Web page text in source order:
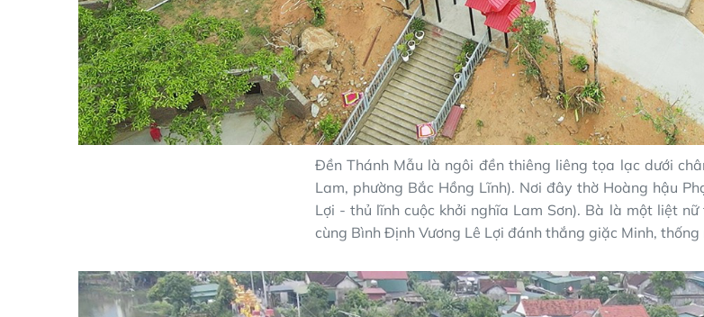
Đền Thánh Mẫu là ngôi đền thiêng liêng tọa lạc dưới
Lam, phường Bắc Hồng Lĩnh). Nơi đây thờ Hoàng hậu
Lợi - thủ lĩnh cuộc khởi nghĩa Lam Sơn). Bà là một liệt
cùng Bình Định Vương Lê Lợi đánh thắng giặc Minh,